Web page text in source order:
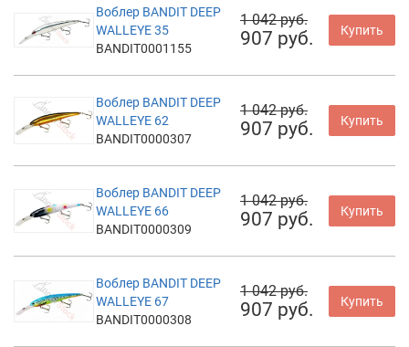
Воблер BANDIT DEEP
WALLEYE 35
BANDIT0001155
1 042 руб.
907 руб. Купить
Воблер BANDIT DEEP
WALLEYE 62
BANDIT0000307
1 042 руб.
907 руб. Купить
Воблер BANDIT DEEP
WALLEYE 66
BANDIT0000309
1 042 руб.
907 руб. Купить
Воблер BANDIT DEEP
WALLEYE 67
BANDIT0000308
1 042 руб.
907 руб. Купить